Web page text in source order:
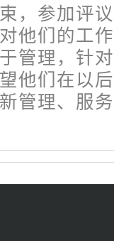
，参加评
他们的工
管理，针
他们在以
管理、服